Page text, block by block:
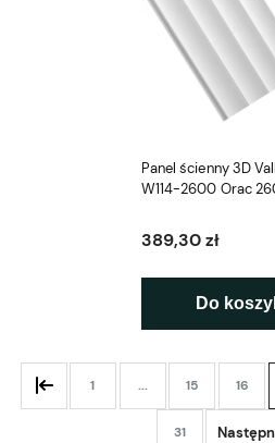
Panel ścienny 3D
W114-2600 Orac
389,30 zł
Do
1 ... 15 16
31